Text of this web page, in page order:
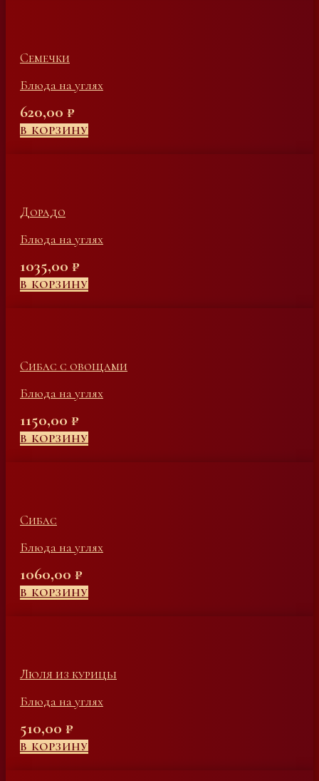
Семечки
Блюда на углях
620,00 ₽
В КОРЗИНУ
Дорадо
Блюда на углях
1035,00 ₽
В КОРЗИНУ
Сибас с овощами
Блюда на углях
1150,00 ₽
В КОРЗИНУ
Сибас
Блюда на углях
1060,00 ₽
В КОРЗИНУ
Люля из курицы
Блюда на углях
510,00 ₽
В КОРЗИНУ